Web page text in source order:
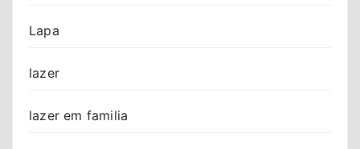
Lapa
lazer
lazer em familia